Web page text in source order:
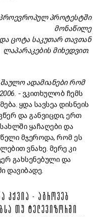
პროევროპულ პროტესტში
მონაწილე
ცოტა საკუთარ თავთან
ლაპარაკების მიხედვით.
ადამიანები რომ
- ვკითხულობ ჩემს
ყდა სავსეა დისნეის
და განვიცდი, ერთ
ყაჩაღები და
წელი მჯეროდა, რომ ეს
ვნახე. მერე კი
გახსენებული და
დავიბადე.
ᲰᲥᲕᲘᲐ - ᲐᲒᲠᲝᲕᲔᲑ
ᲗᲣ ᲢᲔᲚᲔᲕᲘᲖᲝᲠᲨᲘ